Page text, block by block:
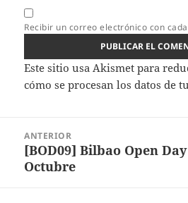
Recibir un correo electrónico con
Este sitio usa Akismet para
cómo se procesan los datos de
entradas
ANTERIOR
Entrada
anterior:
[BOD09] Bilbao Open Day
Octubre